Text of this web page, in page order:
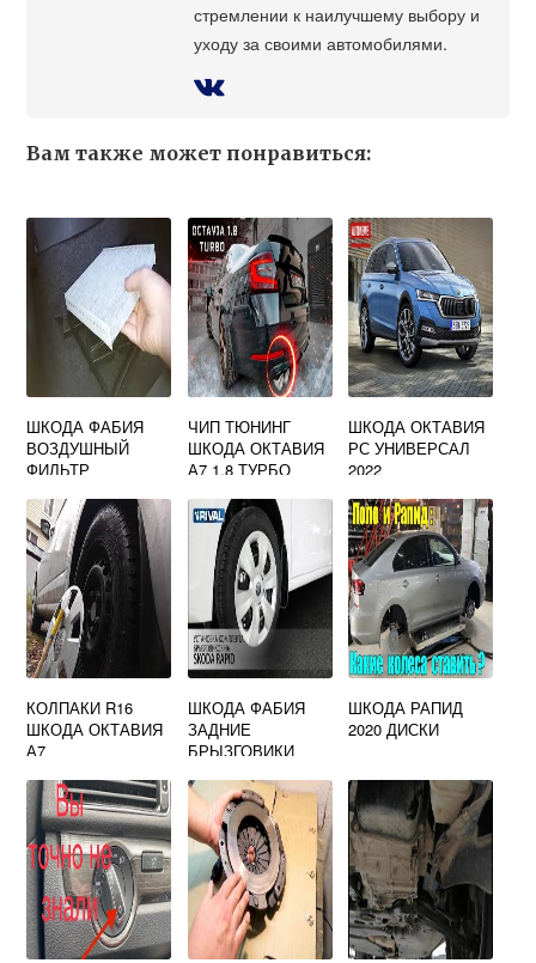
стремлении к наилучшему выбору и
уходу за своими автомобилями.
Вам также может понравиться:
ШКОДА ФАБИЯ
ВОЗДУШНЫЙ
ФИЛЬТР
ЧИП ТЮНИНГ
ШКОДА ОКТАВИЯ
А7 1.8 ТУРБО
ШКОДА ОКТАВИЯ
РС УНИВЕРСАЛ
2022
КОЛПАКИ R16
ШКОДА ОКТАВИЯ
А7
ШКОДА ФАБИЯ
ЗАДНИЕ
БРЫЗГОВИКИ
ШКОДА РАПИД
2020 ДИСКИ